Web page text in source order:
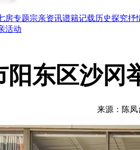
房专题宗亲资讯谱籍记载历史探究抒
活动
阳东区沙冈
来源：陈